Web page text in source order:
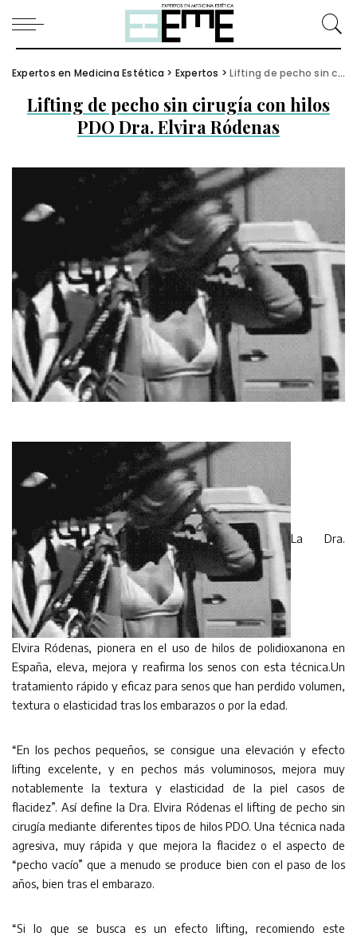
Expertos en Medicina Estética > Expertos >Lifting de pecho sin cirugía con hilos PDO Dra. Elvira Ródenas
Lifting de pecho sin cirugía con hilos
PDO Dra. Elvira Ródenas
La Dra.
Elvira Ródenas, pionera en el uso de hilos de polidioxanona en
España, eleva, mejora y reafirma los senos con esta técnica.Un
tratamiento rápido y eficaz para senos que han perdido volumen,
textura o elasticidad tras los embarazos o por la edad.
“En los pechos pequeños, se consigue una elevación y efecto
lifting excelente, y en pechos más voluminosos, mejora muy
notablemente la textura y elasticidad de la piel casos de
flacidez”. Así define la Dra. Elvira Ródenas el lifting de pecho sin
cirugía mediante diferentes tipos de hilos PDO. Una técnica nada
agresiva, muy rápida y que mejora la flacidez o el aspecto de
“pecho vacío” que a menudo se produce bien con el paso de los
años, bien tras el embarazo.
“Si lo que se busca es un efecto lifting, recomiendo este